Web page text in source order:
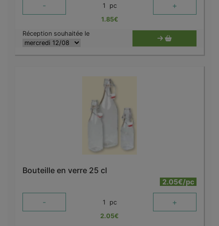
- 1 pc +
1.85€
Réception souhaitée le
Bouteille en verre 25 cl
2.05€/pc
- 1 pc +
2.05€